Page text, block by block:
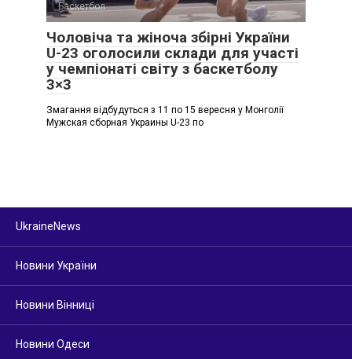
Баскетбол
Чоловіча та жіноча збірні України
U-23 оголосили склади для участі
у чемпіонаті світу з баскетболу
3×3
Змагання відбудуться з 11 по 15 вересня у Монголії
Мужская сборная Украины U-23 по
UkraineNews
Новини України
Новини Вінниці
Новини Одеси